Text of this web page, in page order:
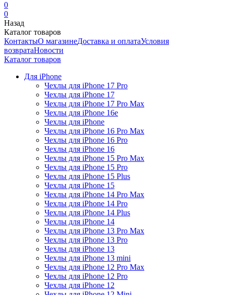
0
0
Назад
Каталог товаров
КонтактыО магазинеДоставка и оплатаУсловия
возвратаНовости
Каталог товаров
Для iPhone
Чехлы для iPhone 17 Pro
Чехлы для iPhone 17
Чехлы для iPhone 17 Pro Max
Чехлы для iPhone 16e
Чехлы для iPhone
Чехлы для iPhone 16 Pro Max
Чехлы для iPhone 16 Pro
Чехлы для iPhone 16
Чехлы для iPhone 15 Pro Max
Чехлы для iPhone 15 Pro
Чехлы для iPhone 15 Plus
Чехлы для iPhone 15
Чехлы для iPhone 14 Pro Max
Чехлы для iPhone 14 Pro
Чехлы для iPhone 14 Plus
Чехлы для iPhone 14
Чехлы для iPhone 13 Pro Max
Чехлы для iPhone 13 Pro
Чехлы для iPhone 13
Чехлы для iPhone 13 mini
Чехлы для iPhone 12 Pro Max
Чехлы для iPhone 12 Pro
Чехлы для iPhone 12